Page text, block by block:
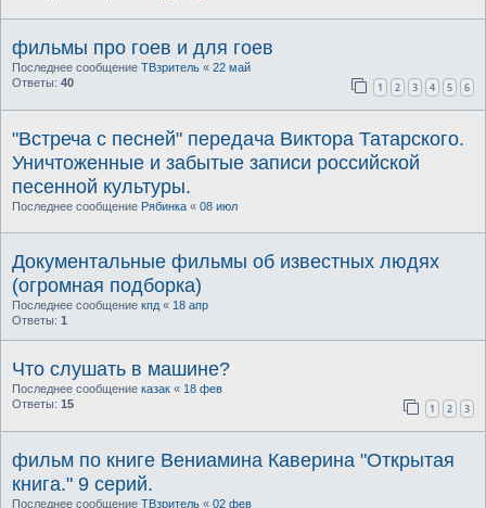
фильмы про гоев и для гоев
Последнее сообщение ТВзритель « 22 май
Ответы: 40 1 2 3 4 5 6
"Встреча с песней" передача Виктора Татарского.
Уничтоженные и забытые записи российской
песенной культуры.
Последнее сообщение Рябинка « 08 июл
Документальные фильмы об известных людях
(огромная подборка)
Последнее сообщение кпд « 18 апр
Ответы: 1
Что слушать в машине?
Последнее сообщение казак « 18 фев
Ответы: 15 1 2 3
фильм по книге Вениамина Каверина "Открытая
книга." 9 серий.
Последнее сообщение ТВзритель « 02 фев